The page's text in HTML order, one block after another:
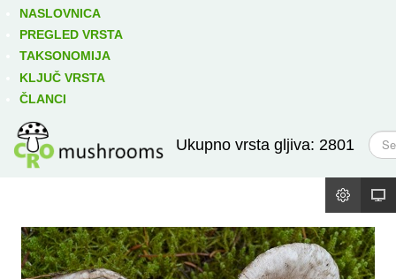
NASLOVNICA
PREGLED VRSTA
TAKSONOMIJA
KLJUČ VRSTA
ČLANCI
Ukupno vrsta gljiva: 2801
T
r
ž
Izravno podređene niže takse: